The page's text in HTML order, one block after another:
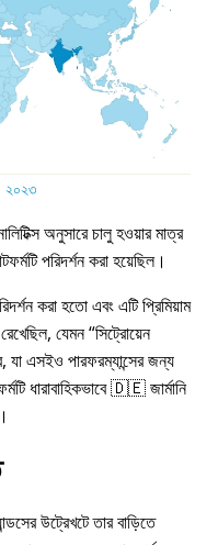
২০২৩
অনুসারে চালু হওয়ার মাত্র
পরিদর্শন করা হয়েছিল।
করা হতো এবং এটি প্রিমিয়াম
যেমন সিট্রোয়েন
যা এসইও পারফরম্যান্সের জন্য
ধারাবাহিকভাবে 🇩🇪 জার্মানি
উট্রেখটে তার বাড়িতে